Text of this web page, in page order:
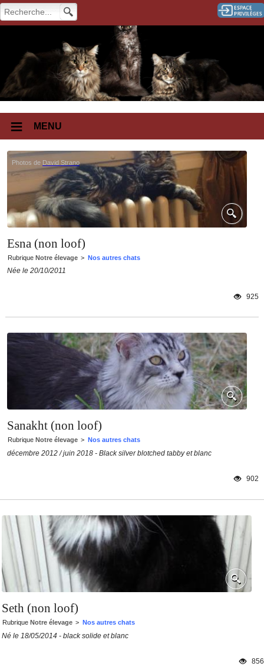
Photos de David Strano
MENU
Esna (non loof)
RubriqueNotre élevage >Nos autres chats
Née le 20/10/2011
925
Sanakht (non loof)
Rubrique Notre élevage > Nos autres chats
décembre 2012 / juin 2018 - Black silver blotched tabby et blanc
902
Seth (non loof)
RubriqueNotre élevage >Nos autres chats
Né le 18/05/2014 - black solide et blanc
856